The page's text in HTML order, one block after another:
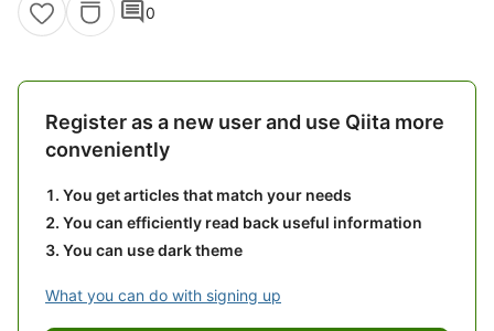
comment0
Register as a new user and use Qiita more
conveniently
You get articles that match your needs
You can efficiently read back useful information
You can use dark theme
What you can do with signing up